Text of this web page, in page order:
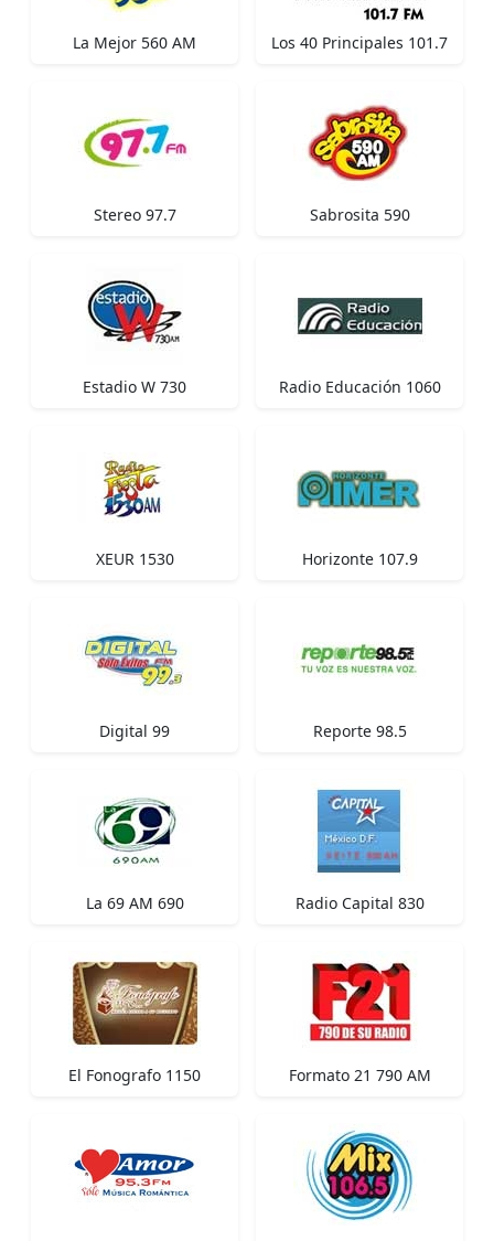
La Mejor 560 AM Los 40 Principales 101.7
Stereo 97.7 Sabrosita 590
Estadio W 730 Radio Educación 1060
XEUR 1530 Horizonte 107.9
Digital 99 Reporte 98.5
La 69 AM 690 Radio Capital 830
El Fonografo 1150 Formato 21 790 AM